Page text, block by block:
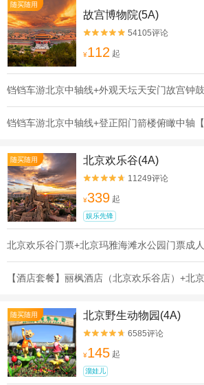
随买随用
故宫博物院(5A)

 54105评论
¥112 起
铛铛车游北京中轴线+外观天坛天安门故宫钟
铛铛车游北京中轴线+登正阳门箭楼俯瞰中轴
随买随用 北京欢乐谷(4A)

 11249评论
¥339 起
娱乐先锋
北京欢乐谷门票+北京玛雅海滩水公园门票成
【酒店套餐】丽枫酒店（北京欢乐谷店）+北
随买随用 北京野生动物园(4A)

 6585评论
¥145 起
溜娃儿